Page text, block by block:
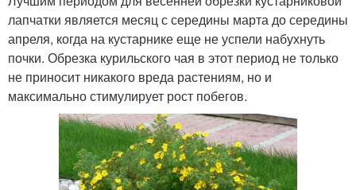
лапчатки является месяц с середины марта до середины
апреля, когда на кустарнике еще не успели набухнуть
почки. Обрезка курильского чая в этот период не только
не приносит никакого вреда растениям, но и
максимально стимулирует рост побегов.